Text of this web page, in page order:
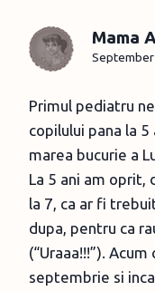
Mama
Primul pediatru
copilului pana la 5
marea bucurie a
La 5 ani am oprit,
la 7, ca ar fi
dupa, pentru ca
(“Uraaa!!!”).
septembrie si